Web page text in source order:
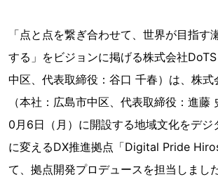
「点と点を繋ぎ合わせて、世界が目指す
する」をビジョンに掲げる株式会社
中区、代表取締役：谷口 千春）は、株
（本社：広島市中区、代表取締役：進藤
0月6日（月）に開設する地域文化をデジ
に変えるDX推進拠点「Digital Pride
て、拠点開発プロデュースを担当しまし